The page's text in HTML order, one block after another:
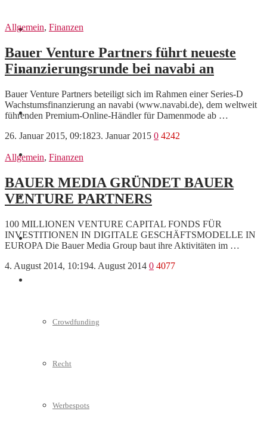
Startups
News
Finanzen
Marketing
Interviews
Videos
Crowdfunding
Recht
Werbespots
Allgemein, Finanzen
Bauer Venture Partners führt neueste
Finanzierungsrunde bei navabi an
Bauer Venture Partners beteiligt sich im Rahmen einer Series-D
Wachstumsfinanzierung an navabi (www.navabi.de), dem weltweit
führenden Premium-Online-Händler für Damenmode ab …
26. Januar 2015, 09:1823. Januar 2015 0 4242
Allgemein, Finanzen
BAUER MEDIA GRÜNDET BAUER
VENTURE PARTNERS
100 MILLIONEN VENTURE CAPITAL FONDS FÜR
INVESTITIONEN IN DIGITALE GESCHÄFTSMODELLE IN
EUROPA Die Bauer Media Group baut ihre Aktivitäten im …
4. August 2014, 10:194. August 2014 0 4077